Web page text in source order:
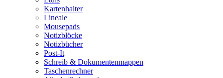
Kartenhalter
Lineale
Mousepads
Notizblöcke
Notizbücher
Post-It
Schreib & Dokumentenmappen
Taschenrechner